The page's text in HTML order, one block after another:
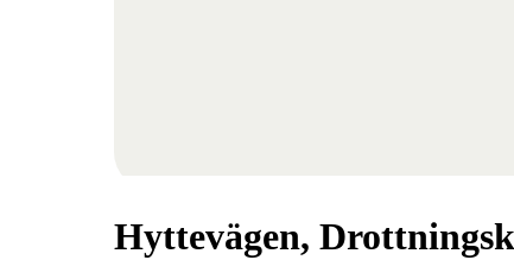
Hyttevägen,